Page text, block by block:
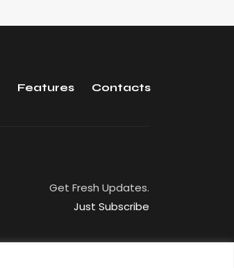
Features Contacts
Get Fresh Updates.
Just Subscribe